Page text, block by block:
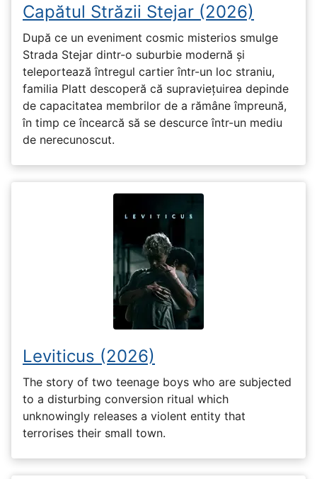
Capătul Străzii Stejar (2026)
După ce un eveniment cosmic misterios smulge
Strada Stejar dintr-o suburbie modernă și
teleportează întregul cartier într-un loc straniu,
familia Platt descoperă că supraviețuirea depinde
de capacitatea membrilor de a rămâne împreună,
în timp ce încearcă să se descurce într-un mediu
de nerecunoscut.
Leviticus (2026)
The story of two teenage boys who are subjected
to a disturbing conversion ritual which
unknowingly releases a violent entity that
terrorises their small town.